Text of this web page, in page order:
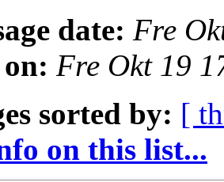
date: Fre
Fre Okt 19
sorted by: [
on this list...